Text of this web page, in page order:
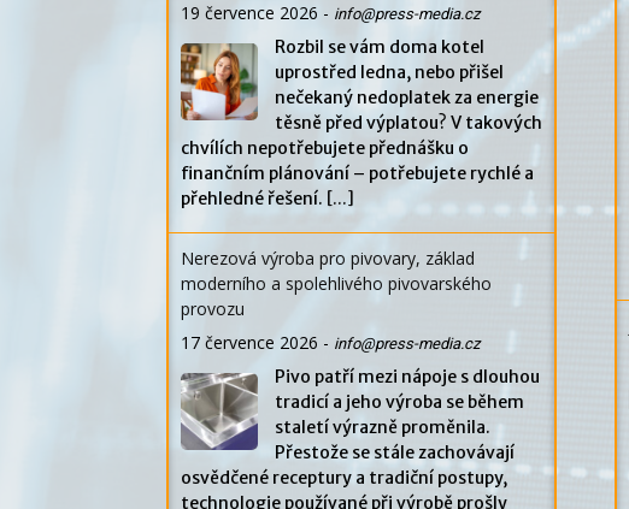
19 července 2026 - info@press-media.cz
Rozbil se vám doma kotel
uprostřed ledna, nebo přišel
nečekaný nedoplatek za energie
těsně před výplatou? V takových
chvílích nepotřebujete přednášku o
finančním plánování – potřebujete rychlé a
přehledné řešení. [...]
Nerezová výroba pro pivovary, základ
moderního a spolehlivého pivovarského
provozu
17 července 2026 - info@press-media.cz
Pivo patří mezi nápoje s dlouhou
tradicí a jeho výroba se během
staletí výrazně proměnila.
Přestože se stále zachovávají
osvědčené receptury a tradiční postupy,
technologie používané při výrobě prošly